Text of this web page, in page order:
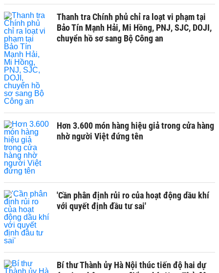
Thanh tra Chính phủ chỉ ra loạt vi phạm tại
Bảo Tín Mạnh Hải, Mi Hồng, PNJ, SJC, DOJI,
chuyển hồ sơ sang Bộ Công an
Hơn 3.600 món hàng hiệu giả trong cửa hàng
nhờ người Việt đứng tên
'Cần phân định rủi ro của hoạt động dầu khí
với quyết định đầu tư sai'
Bí thư Thành ủy Hà Nội thúc tiến độ hai dự